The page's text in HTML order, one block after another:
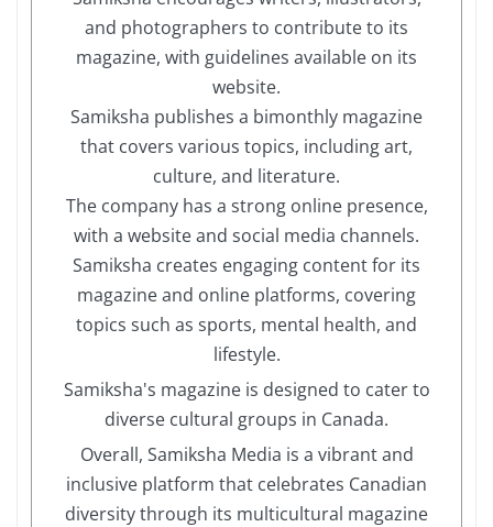
and photographers to contribute to its
magazine, with guidelines available on its
website.
Samiksha publishes a bimonthly magazine
that covers various topics, including art,
culture, and literature.
The company has a strong online presence,
with a website and social media channels.
Samiksha creates engaging content for its
magazine and online platforms, covering
topics such as sports, mental health, and
lifestyle.
Samiksha's magazine is designed to cater to
diverse cultural groups in Canada.
Overall, Samiksha Media is a vibrant and
inclusive platform that celebrates Canadian
diversity through its multicultural magazine